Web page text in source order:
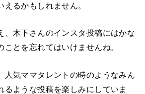
るかもしれません。
、木下さんのインスタ投稿にはかな
ことを忘れてはいけませんね。
人気ママタレントの時のようなみん
るような投稿を楽しみにしていま